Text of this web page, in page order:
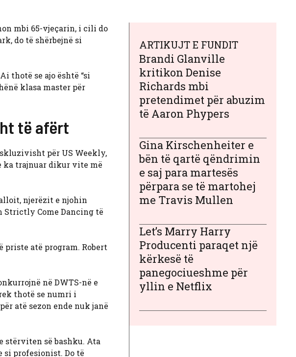
mbi 65-vjeçarin, i cili do
do të shërbejnë si
thotë se ajo është “si
klasa master për
të afërt
për US Weekly,
ka trajnuar dikur vite më
njerëzit e njohin
Come Dancing të
priste atë program. Robert
në DWTS-në e
thotë se numri i
atë sezon ende nuk janë
stërviten së bashku. Ata
si profesionist. Do të
ARTIKUJT E FUNDIT
Brandi Glanville
kritikon Denise
Richards mbi
pretendimet për abuzim
të Aaron Phypers
Gina Kirschenheiter e
bën të qartë qëndrimin
e saj para martesës
përpara se të martohej
me Travis Mullen
Let’s Marry Harry
Producenti paraqet një
kërkesë të
panegociueshme për
yllin e Netflix